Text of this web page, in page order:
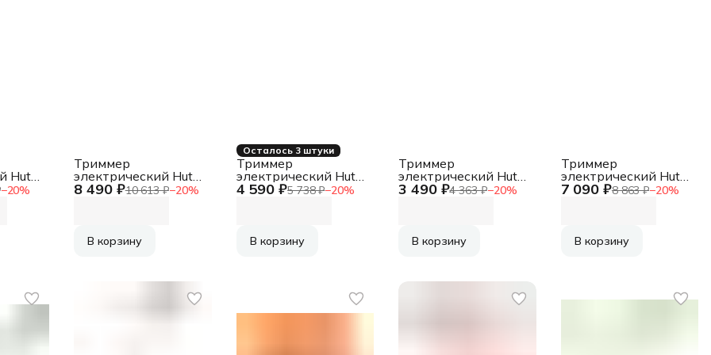
−20%
Huter
8 490 ₽10 613 ₽−20%
Триммер
электрический Huter
GET-1200SL 1200Вт
В корзину
Осталось 3 штуки
4 590 ₽5 738 ₽−20%
Триммер
электрический Huter
GET-12M-2Li аккум.
В корзину
3 490 ₽4 363 ₽−20%
Триммер
электрический Huter
GET-500 500Вт
В корзину
7 090 ₽8 863 ₽−20%
Триммер
электрический Huter
GET-20-2Li аккум.
В корзину